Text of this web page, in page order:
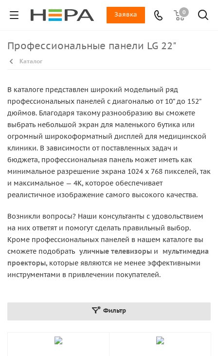
0
Заявка
Профессиональные панели LG 22"
Каталог
В каталоге представлен широкий модельный ряд
профессиональных панелей с диагональю от 10” до 152”
дюймов. Благодаря такому разнообразию вы сможете
выбрать небольшой экран для маленького бутика или
огромный широкоформатный дисплей для медицинской
клиники. В зависимости от поставленных задач и
бюджета, профессиональная панель может иметь как
минимальное разрешение экрана 1024 x 768 пикселей, так
и максимальное — 4K, которое обеспечивает
реалистичное изображение самого высокого качества.
Возникли вопросы? Наши консультанты с удовольствием
на них ответят и помогут сделать правильный выбор.
Кроме профессиональных панелей в нашем каталоге вы
сможете подобрать уличные телевизоры и
мультимедиа
проекторы, которые являются не менее эффективными
инструментами в привлечении покупателей.
Фильтр